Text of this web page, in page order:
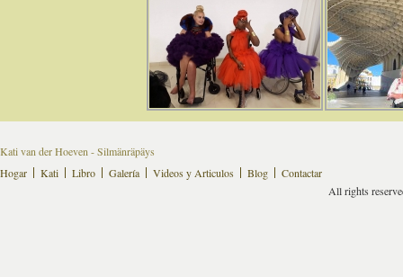
Kati van der Hoeven - Silmänräpäys
Hogar
Kati Libro Galería Videos y Articulos Blog
Contactar
All rights